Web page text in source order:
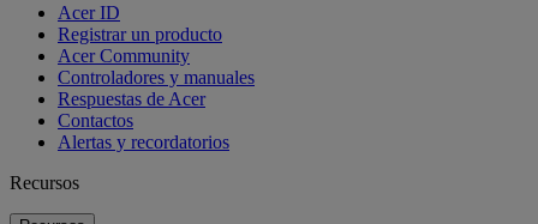
Acer ID
Registrar un producto
Acer Community
Controladores y manuales
Respuestas de Acer
Contactos
Alertas y recordatorios
Recursos